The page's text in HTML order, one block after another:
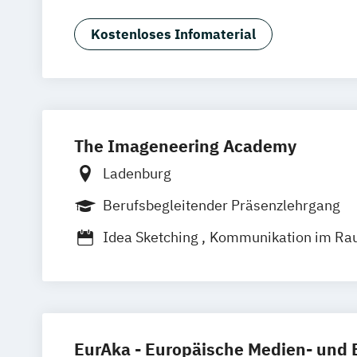
Kommunikation & Eventmanagement
Kommunikation & Medienmanagement
Kommunikationsmanagement
Kommunikationsmanagement (duales
Marketing
Veranstaltungsökonom (FH)
Kostenloses Infomaterial
The Imageneering Academy
Ladenburg
Berufsbegleitender Präsenzlehrgang
Idea Sketching
Kommunikation im
Storytelling und Gestaltung
EurAka - Europäische Medien- und